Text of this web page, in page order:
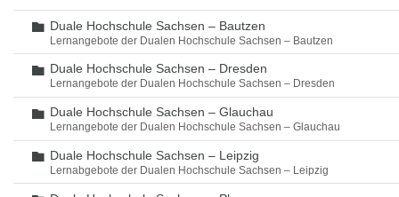
Ordner
Duale Hochschule Sachsen – Bautzen
Lernangebote der Dualen Hochschule Sachsen – Bautzen
Ordner
Duale Hochschule Sachsen – Dresden
Lernangebote der Dualen Hochschule Sachsen – Dresden
Ordner
Duale Hochschule Sachsen – Glauchau
Lernangebote der Dualen Hochschule Sachsen – Glauchau
Ordner
Duale Hochschule Sachsen – Leipzig
Lernabgebote der Dualen Hochschule Sachsen – Leipzig